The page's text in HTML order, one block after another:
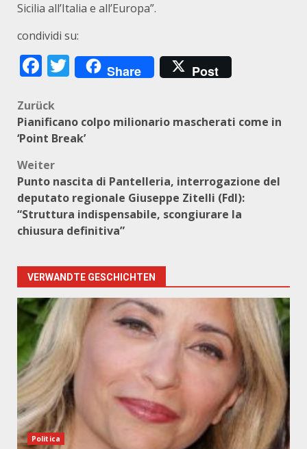
Sicilia all’Italia e all’Europa”.
condividi su:
Facebook
Twitter
Share Post
Beitragsnavigation
Zurück
Pianificano colpo milionario mascherati come in
‘Point Break’
Weiter
Punto nascita di Pantelleria, interrogazione del
deputato regionale Giuseppe Zitelli (FdI):
“Struttura indispensabile, scongiurare la
chiusura definitiva”
VERWANDTE GESCHICHTEN
Politica